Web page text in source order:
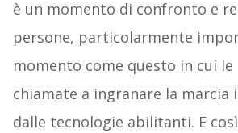
è un momento di confronto e
persone, particolarmente
momento come questo in cui le
chiamate a ingranare la marcia
dalle tecnologie abilitanti. E